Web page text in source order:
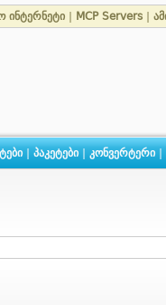
ინტერნეტი MCP Servers
| პაკეტები| კონვერტერი|